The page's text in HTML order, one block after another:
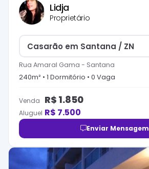
Lidja
Proprietário
Casarão em Santana / ZN
Rua Amaral Gama - Santana
240m² • 1 Dormitório • 0 Vaga
Venda R$ 1.850
Aluguel R$ 7.500
Enviar Mensagem